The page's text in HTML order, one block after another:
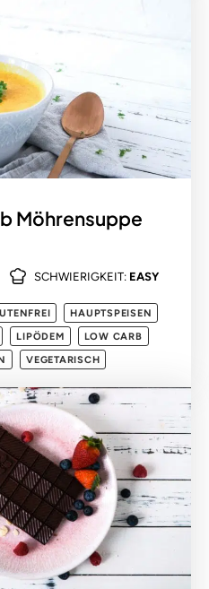
Möhrensuppe
SCHWIERIGKEIT: EASY
HAUPTSPEISEN
LIPÖDEM
LOW CARB
VEGETARISCH